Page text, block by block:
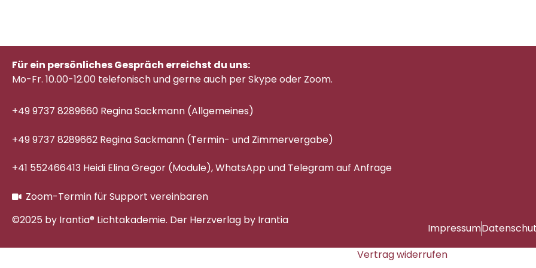
Für ein persönliches Gespräch erreichst du uns:
Mo-Fr. 10.00-12.00 telefonischund gerne auch per Skype oder Zoom.
+49 9737 8289660 Regina Sackmann (Allgemeines)
+49 9737 8289662 Regina Sackmann (Termin- und Zimmervergabe)
+41 552466413 Heidi Elina Gregor (Module), WhatsApp und Telegram auf Anfrage
Zoom-Termin für Support vereinbaren
©2025 by Irantia® Lichtakademie. Der Herzverlag by Irantia
Impressum
Vertrag widerrufen